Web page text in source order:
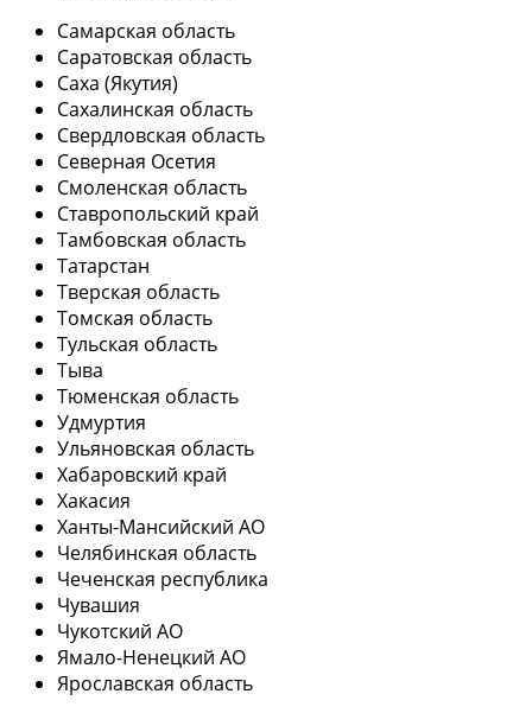
Самарская область
Саратовская область
Саха (Якутия)
Сахалинская область
Свердловская область
Северная Осетия
Смоленская область
Ставропольский край
Тамбовская область
Татарстан
Тверская область
Томская область
Тульская область
Тыва
Тюменская область
Удмуртия
Ульяновская область
Хабаровский край
Хакасия
Ханты-Мансийский АО
Челябинская область
Чеченская республика
Чувашия
Чукотский АО
Ямало-Ненецкий АО
Ярославская область